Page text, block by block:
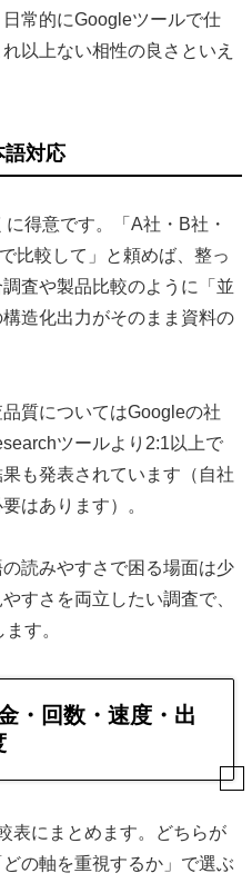
常的にGoogleツールで仕
以上ない相性の良さといえ
語対応
得意です。「A社・B社・
比較して」と頼めば、整っ
査や製品比較のように「並
造化出力がそのまま資料の
質についてはGoogleの社
ツールより2:1以上で
も発表されています（自社
はあります）。
読みやすさで困る場面は少
すさを両立したい調査で、
す。
・回数・速度・出
表にまとめます。どちらが
の軸を重視するか」で選ぶ